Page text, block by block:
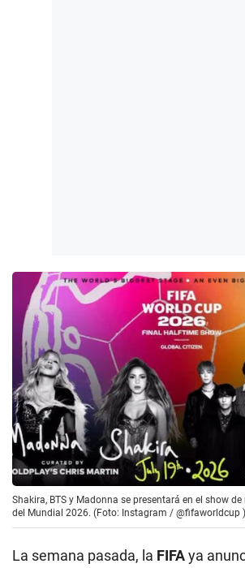
Shakira, BTS y Madonna se presentará en el show
del Mundial 2026. (Foto: Instagram / @fifaworldcup )
La semana pasada, la FIFAya